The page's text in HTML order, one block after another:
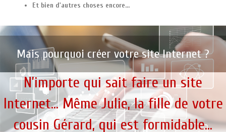
Et bien d'autres choses encore...
Mais pourquoi créer votre site Internet ?
N’importe qui sait faire un site
Internet… Même Julie, la fille de votre
cousin Gérard, qui est formidable…